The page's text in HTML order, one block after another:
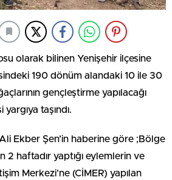
olarak bilinen Yenişehir ilçesine
190 dönüm alandaki 10 ile 30
gençleştirme yapılacağı
taşındı.
Ekber Şen’in haberine göre ;Bölge
2 haftadır yaptığı eylemlerin ve
Merkezi’ne (CİMER) yapılan